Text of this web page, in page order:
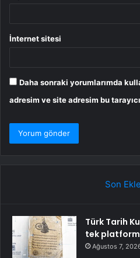
İnternet sitesi
Daha sonraki yorumlarımda
adresim ve site adresim bu
Son
Türk Tarih
tek
Ağustos 7,